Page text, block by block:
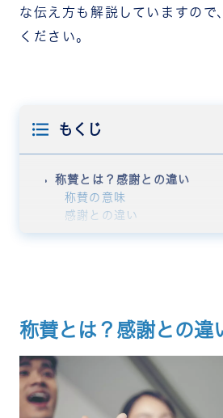
な伝え方も解説していますので
ください。
もくじ
称賛とは？感謝との違い
称賛の意味
感謝との違い
離職率の低下につながる
組織の生産性が向上する
称賛メッセージを書く際のポ
具体的な行動や成果に言及す
タイミングを逃さず伝える
自分の気持ち（Iメッセージ
称賛とは？感謝との違